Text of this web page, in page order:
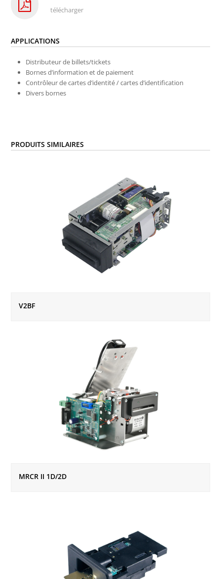
télécharger
APPLICATIONS
Distributeur de billets/tickets
Bornes d’information et de paiement
Contrôleur de cartes d’identité / cartes d’identification
Divers bornes
PRODUITS SIMILAIRES
V2BF
MRCR II 1D/2D